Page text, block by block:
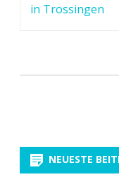
in Trossingen
NEUESTE